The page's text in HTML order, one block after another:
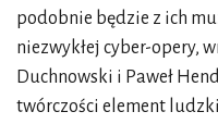
podobnie będzie z ich
niezwykłej cyber-opery,
Duchnowski i Paweł
twórczości element